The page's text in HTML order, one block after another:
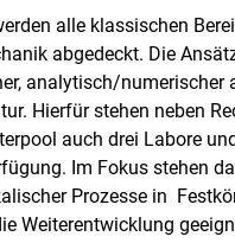
alle klassischen
abgedeckt. Die
analytisch/numerischer
Hierfür stehen neben
auch drei Labore
Im Fokus stehen
Prozesse in
Weiterentwicklung